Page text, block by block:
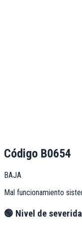
Código B0654
BAJA
Mal funcionamiento
🟢 Nivel de